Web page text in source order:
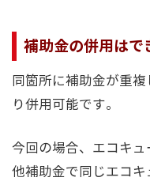
補助金の併用はで
同箇所に補助金が重
り併用可能です。
今回の場合、エコキュ
他補助金で同じエコ